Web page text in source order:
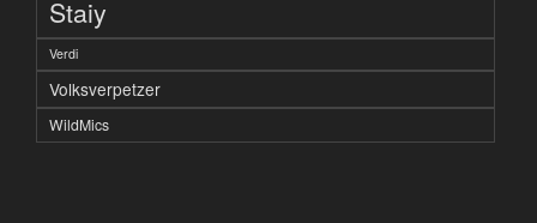
Staiy
Verdi
Volksverpetzer
WildMics